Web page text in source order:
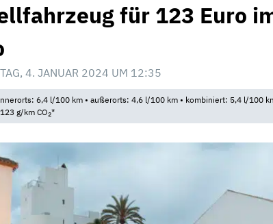
für 123 Euro
4. JANUAR 2024 UM 12:35
6,4 l/100 km • außerorts: 4,6 l/100 km • kombiniert: 5,4 l/100
g/km CO2*